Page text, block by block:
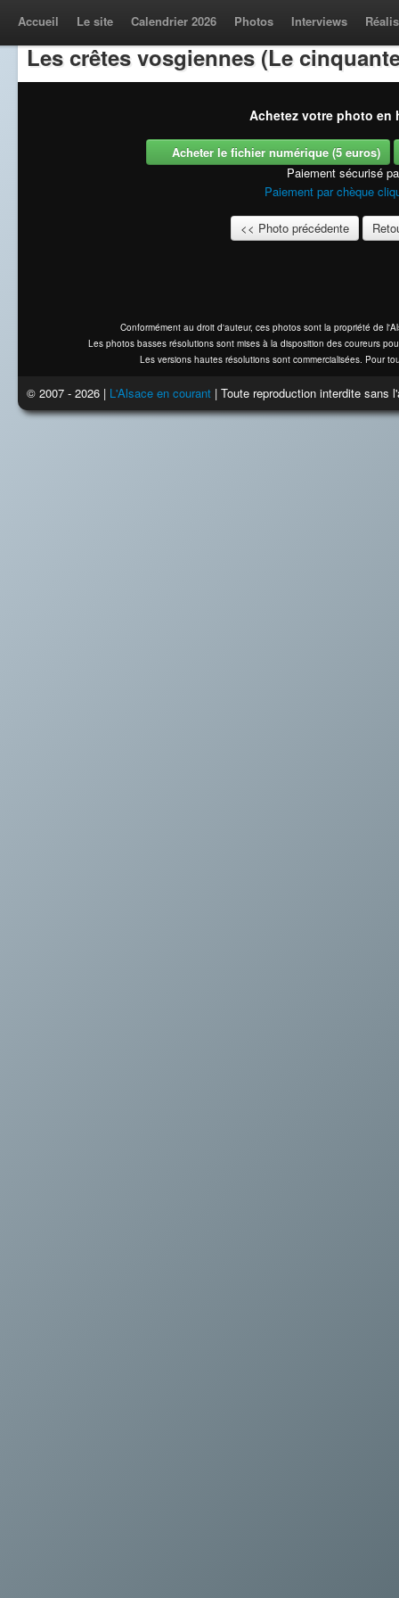
Accueil Le site Calendrier 2026 Photos Interviews
Les crêtes vosgiennes (Le
Achetez votre photo en
Acheter le fichier numérique (5 euros)
Paiement sécurisé
Paiement par chèque
<< Photo précédente
Conformément au droit d'auteur, ces photos sont la propriété de
Les photos basses résolutions sont mises à la disposition des coureurs
Les versions hautes résolutions sont commercialisées. Pour
© 2007 - 2026 | L'Alsace en courant | Toute reproduction interdite sans